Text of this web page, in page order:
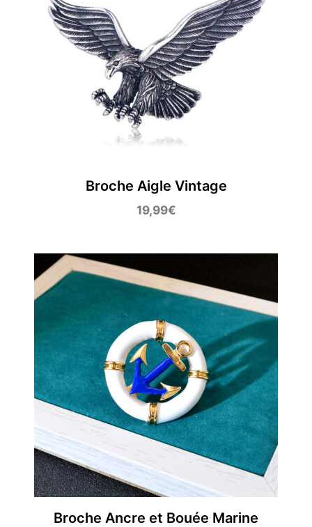
Broche Aigle Vintage
19,99€
Broche Ancre et Bouée Marine